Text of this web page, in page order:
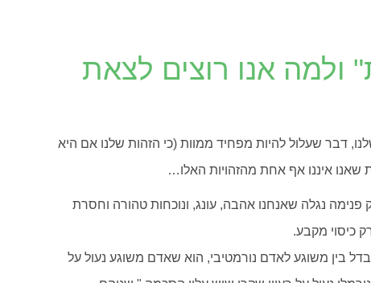
ולמה אנו רוצים לצאת
דבר שעלול להיות מפחיד ממוות (כי הזהות שלנו אם היא
שאנו איננו אף אחת מהזהויות האלו…
נגלה שאנחנו אהבה, עונג, ונוכחות טהורה וחסרת
כיסוי מקבע.
בין משוגע לאדם נורמטיבי, הוא שאדם משוגע נעול על